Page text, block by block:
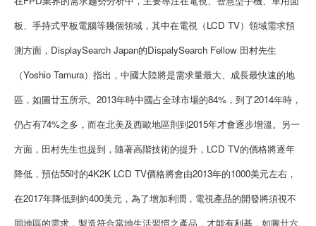
板、手持式平板電腦等幾個領域，其中在電視（LCD TV）領域需求預
測方面，DisplaySearch Japan的DispalySearch Fellow 田村先生
（Yoshio Tamura）指出，中國大陸將是需求量最大、成長最快速的地
區，如圖廿五所示。2013年時中國占全球市場的84%，到了2014年時，
仍占有74%之多，而在北美及西歐地區則到2015年才會逐步增溫。另一
方面，田村先生也提到，隨著高階技術的提升，LCD TV的價格將逐年
降低，預估55吋的4K2K LCD TV價格將會由2013年的1000美元左右，
在2017年降低到約400美元，為了增加利潤，電視產品的開發將須視不
同地區的需求，製造符合當地生活習慣之產品，才能有利基，如圖廿六